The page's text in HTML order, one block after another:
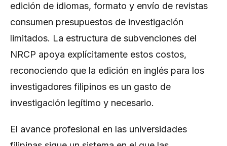
edición de idiomas, formato y envío de revistas
consumen presupuestos de investigación
limitados. La estructura de subvenciones del
NRCP apoya explícitamente estos costos,
reconociendo que la edición en inglés para los
investigadores filipinos es un gasto de
investigación legítimo y necesario.
El avance profesional en las universidades